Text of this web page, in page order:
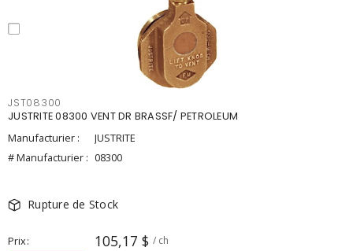
JST08300
JUSTRITE 08300 VENT DR BRASSF/ PETROLEUM
Manufacturier :
JUSTRITE
# Manufacturier : 08300
Rupture de Stock
Prix 105,17 $ / ch